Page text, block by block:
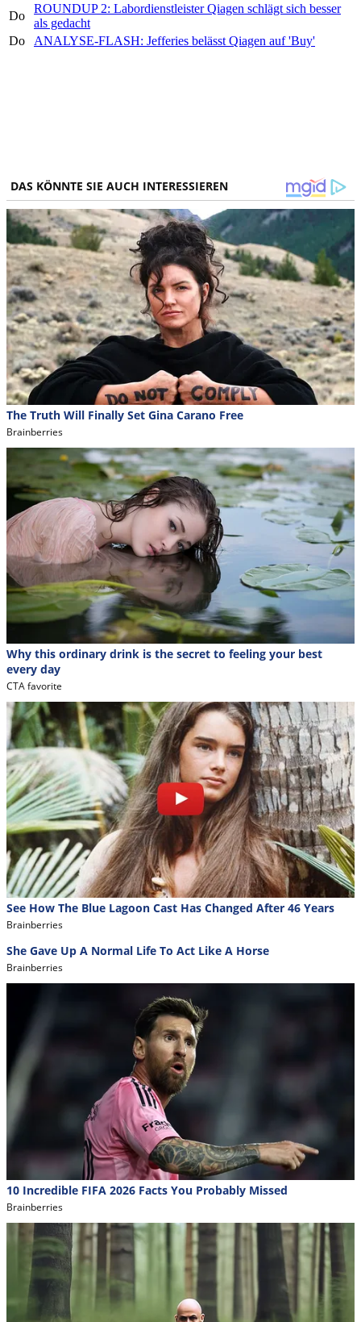
Do
ROUNDUP 2: Labordienstleister Qiagen schlägt sich besser
als gedacht
Do
ANALYSE-FLASH: Jefferies belässt Qiagen auf 'Buy'